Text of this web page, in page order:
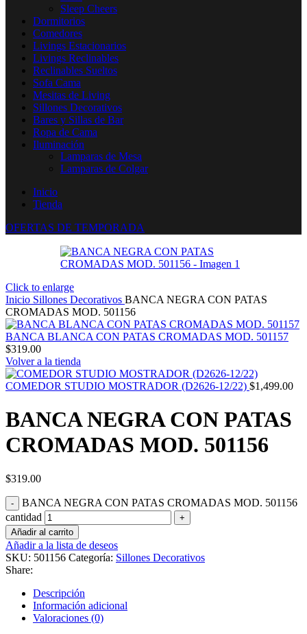
Sleep Cheers
Dormitorios
Comedores
Livings Estacionarios
Livings Reclinables
Reclinables Sueltos
Sofa Cama
Mesitas de Living
Sillones Decorativos
Bares y Sillas de Bar
Ropa de Cama
Iluminación
Lamparas de Mesa
Lamparas de Colgar
Inicio
Tienda
OFERTAS DE TEMPORADA
Click to enlarge
Inicio Sillones Decorativos BANCA NEGRA CON PATAS
CROMADAS MOD. 501156
BANCA BLANCA CON PATAS CROMADAS MOD. 501157
$319.00
Volver a la tienda
COMEDOR STUDIO MOSTRADOR (D2626-12/22) $1,499.00
BANCA NEGRA CON PATAS
CROMADAS MOD. 501156
$319.00
BANCA NEGRA CON PATAS CROMADAS MOD. 501156
cantidad
Añadir al carrito
Añadir a la lista de deseos
SKU: 501156 Categoría: Sillones Decorativos
Share:
Descripción
Información adicional
Valoraciones (0)